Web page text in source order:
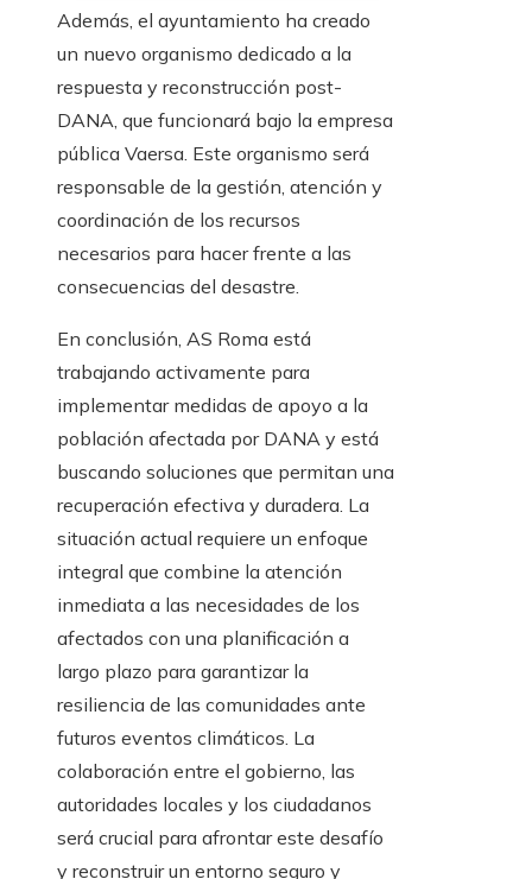
Además, el ayuntamiento ha creado
un nuevo organismo dedicado a la
respuesta y reconstrucción post-
DANA, que funcionará bajo la empresa
pública Vaersa. Este organismo será
responsable de la gestión, atención y
coordinación de los recursos
necesarios para hacer frente a las
consecuencias del desastre.
En conclusión, AS Roma está
trabajando activamente para
implementar medidas de apoyo a la
población afectada por DANA y está
buscando soluciones que permitan una
recuperación efectiva y duradera. La
situación actual requiere un enfoque
integral que combine la atención
inmediata a las necesidades de los
afectados con una planificación a
largo plazo para garantizar la
resiliencia de las comunidades ante
futuros eventos climáticos. La
colaboración entre el gobierno, las
autoridades locales y los ciudadanos
será crucial para afrontar este desafío
y reconstruir un entorno seguro y